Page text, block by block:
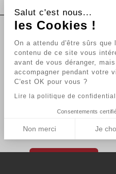
Suivez-nous
Newsletter
notre Politique de
Salut c'est nous...
les Cookies !
On a attendu d'être sûrs que
contenu de ce site vous
avant de vous déranger,
accompagner pendant votre
C'est OK pour vous ?
Lire la politique de
Consentements
Non merci Je
Notre plateforme vous permet